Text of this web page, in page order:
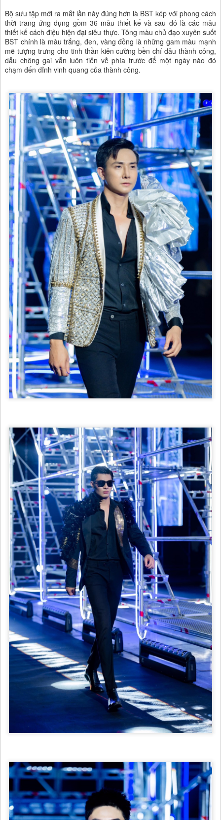
Bộ sưu tập mới ra mắt lần này đúng hơn là BST kép với phong cách
thời trang ứng dụng gồm 36 mẫu thiết kế và sau đó là các mẫu
thiết kế cách điệu hiện đại siêu thực. Tông màu chủ đạo xuyên suốt
BST chính là màu trắng, đen, vàng đồng là những gam màu mạnh
mẽ tượng trưng cho tinh thần kiên cường bền chí dẫu thành công,
dẫu chông gai vẫn luôn tiến về phía trước để một ngày nào đó
chạm đến đỉnh vinh quang của thành công.